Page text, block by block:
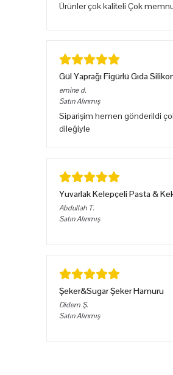
Ürünler çok kaliteli Çok
Gül Yaprağı Figürlü Gıda
emine d.
Satın Alınmış
Siparişim hemen gönderildi
dileğiyle
Yuvarlak Kelepçeli Pasta & Kek
Abdullah T.
Satın Alınmış
Şeker&Sugar Şeker Hamuru
Didem Ş.
Satın Alınmış